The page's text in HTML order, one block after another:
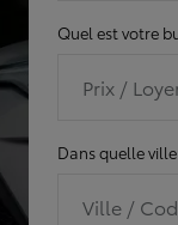
Quel est votre
Prix /
Dans quelle ville
Ville /